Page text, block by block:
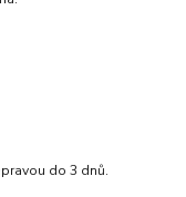
do 3 dnů.